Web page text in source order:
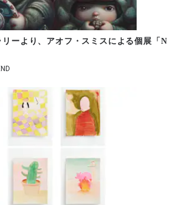
ーより、アオフ・スミスによる個展「N